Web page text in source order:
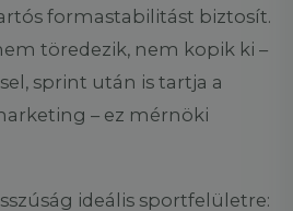
formastabilitást biztosít.
töredezik, nem kopik ki –
sprint után is tartja a
– ez mérnöki
ideális sportfelületre: